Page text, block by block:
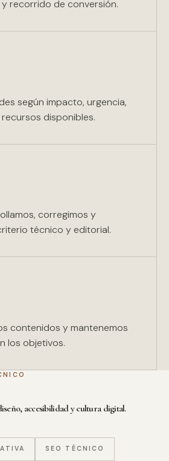
y recorrido de conversión.
según impacto, urgencia,
disponibles.
corregimos y
técnico y editorial.
contenidos y mantenemos
los objetivos.
accesibilidad y cultura digital.
SEO TÉCNICO